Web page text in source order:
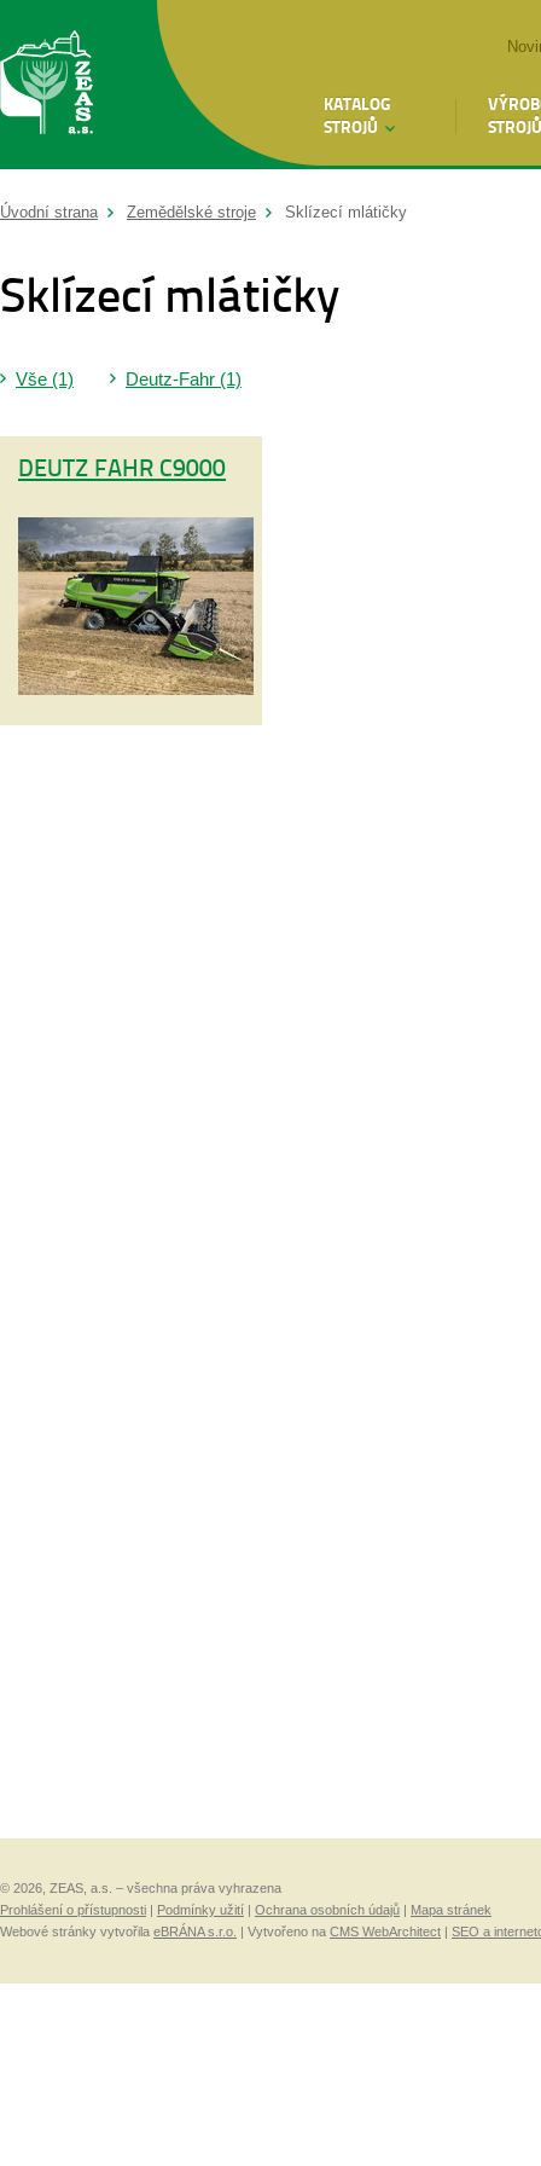
KATALOG
STROJŮ
STROJŮ
Úvodní strana Zemědělské stroje Sklízecí mlátičky
Sklízecí mlátičky
Vše (1) Deutz-Fahr (1)
DEUTZ FAHR C9000
© 2026, ZEAS, a.s. – všechna práva vyhrazena
Prohlášení o přístupnosti
Podmínky užití Ochrana osobních údajů
Mapa stránek
Webové stránky vytvořila eBRÁNA s.r.o. | Vytvořeno na CMS WebArchitect SEO a